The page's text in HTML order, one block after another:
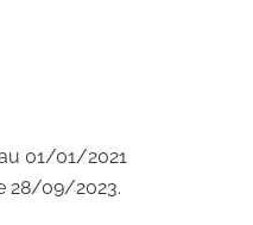
01/01/2021
28/09/2023.